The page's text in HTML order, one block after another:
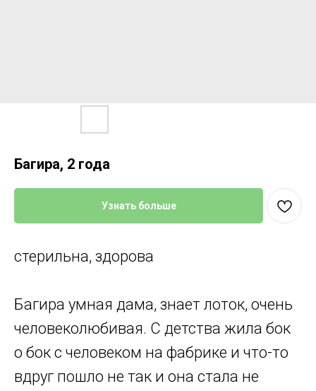
Багира, 2 года
Узнать больше
стерильна, здорова
Багира умная дама, знает лоток, очень
человеколюбивая. С детства жила бок
о бок с человеком на фабрике и что-то
вдруг пошло не так и она стала не